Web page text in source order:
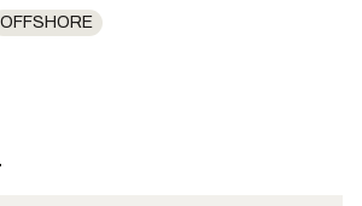
OFFSHORE